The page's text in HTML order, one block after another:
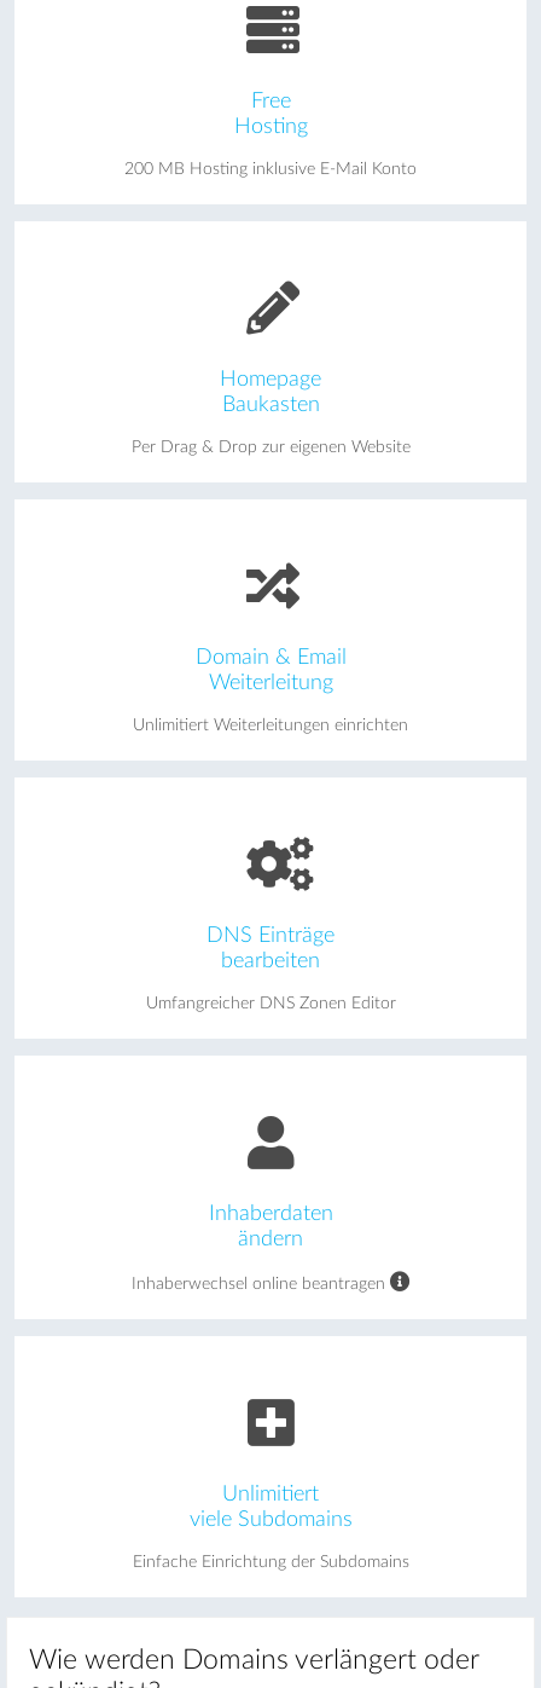
Free
Hosting
200 MB Hosting inklusive E-Mail Konto
Homepage
Baukasten
Per Drag & Drop zur eigenen Website
Domain & Email
Weiterleitung
Unlimitiert Weiterleitungen einrichten
DNS Einträge
bearbeiten
Umfangreicher DNS Zonen Editor
Inhaberdaten
ändern
Inhaberwechsel online beantragen
Unlimitiert
viele Subdomains
Einfache Einrichtung der Subdomains
Wie werden Domains verlängert oder